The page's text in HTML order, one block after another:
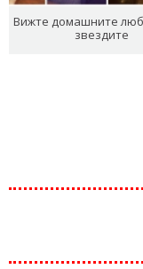
Вижте домашните
звездите